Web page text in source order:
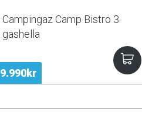
9.990kr
Campingaz Camp Bistro 3
gashella